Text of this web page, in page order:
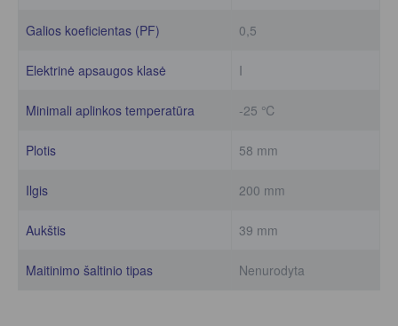
Galios koeficientas (PF) 0,5
Elektrinė apsaugos klasė I
Minimali aplinkos temperatūra -25 ℃
Plotis 58 mm
Ilgis 200 mm
Aukštis 39 mm
Maitinimo šaltinio tipas Nenurodyta